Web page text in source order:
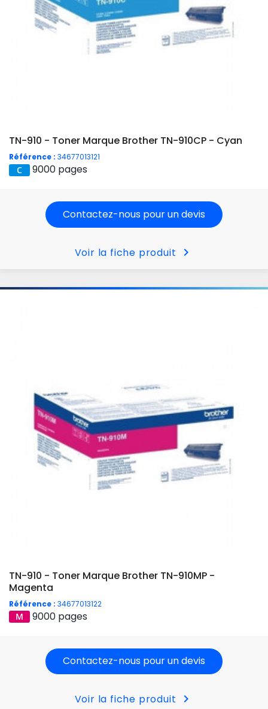
TN-910 - Toner Marque Brother TN-910CP - Cyan
Référence : 34677013121
9000 pages
Contactez-nous pour un devis
Voir la fiche produit chevron_right
TN-910 - Toner Marque Brother TN-910MP -
Magenta
Référence : 34677013122
9000 pages
Contactez-nous pour un devis
Voir la fiche produit chevron_right